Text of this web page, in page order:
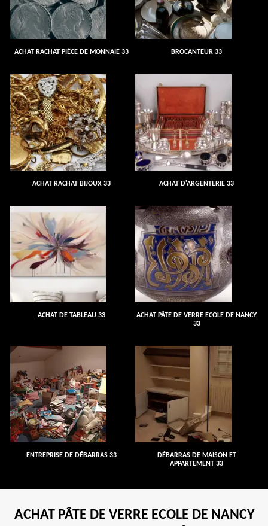
ACHAT RACHAT PIÈCE DE MONNAIE 33 BROCANTEUR 33
ACHAT RACHAT BIJOUX 33 ACHAT D'ARGENTERIE 33
ACHAT DE TABLEAU 33
ACHAT PÂTE DE VERRE ECOLE DE NANCY
33
ENTREPRISE DE DÉBARRAS 33
DÉBARRAS DE MAISON ET
APPARTEMENT 33
ACHAT PÂTE DE VERRE ECOLE DE NANCY